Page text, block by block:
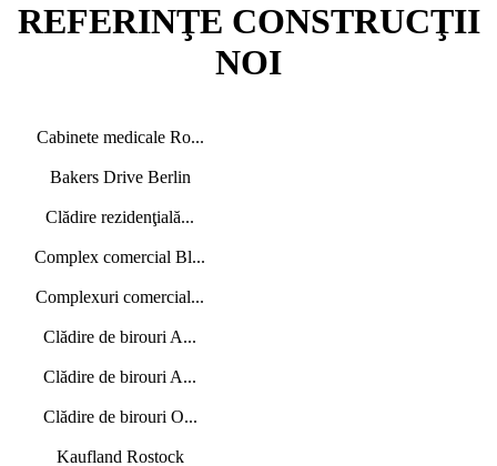
REFERINŢE CONSTRUCŢII
NOI
Cabinete medicale Ro...
Bakers Drive Berlin
Clădire rezidenţială...
Complex comercial Bl...
Complexuri comercial...
Clădire de birouri A...
Clădire de birouri A...
Clădire de birouri O...
Kaufland Rostock